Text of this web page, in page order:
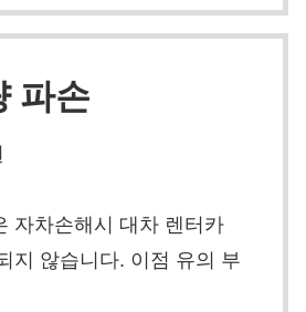
파손
자차손해시 대차 렌터카
지 않습니다. 이점 유의 부